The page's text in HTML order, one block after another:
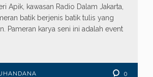
Apik, kawasan Radio Dalam Jakarta,
batik berjenis batik tulis yang
Pameran karya seni ini adalah event
0